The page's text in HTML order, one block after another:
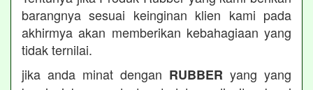
barangnya sesuai keinginan klien kami pada
akhirmya akan memberikan kebahagiaan yang
tidak ternilai.
jika anda minat dengan RUBBER yang yang